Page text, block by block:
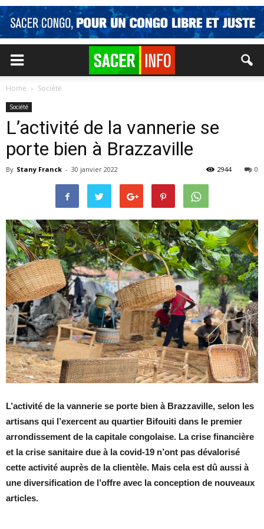
Home Société
Société
L’activité de la vannerie se
porte bien à Brazzaville
By Stany Franck - 30 janvier 2022 0
2944
L’activité de la vannerie se porte bien à Brazzaville, selon les
artisans qui l’exercent au quartier Bifouiti dans le premier
arrondissement de la capitale congolaise. La crise financière
et la crise sanitaire due à la covid-19 n’ont pas dévalorisé
cette activité auprès de la clientèle. Mais cela est dû aussi à
une diversification de l’offre avec la conception de nouveaux
articles.